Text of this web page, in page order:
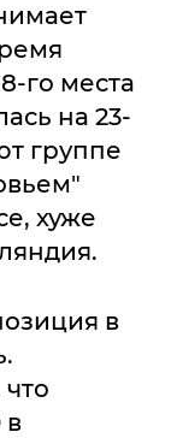
го места
на 23-
группе
хуже
в
в